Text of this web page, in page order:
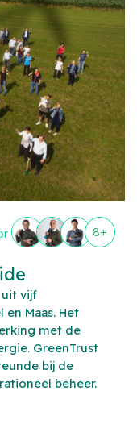
8+
uit vijf
Maas. Het
met de
GreenTrust
bij de
beheer.